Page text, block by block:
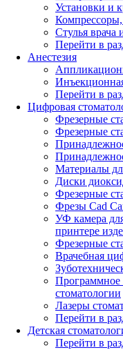
Установки и
Стулья врача
Перейти в
Анестезия
Перейти в
Цифровая
Фрезерные
Фрезерные
Материалы
Диски
Фрезерные
Фрезы Cad
УФ камера
принтере
Фрезерные
Врачебная
Программное
стоматологии
Лазеры
Перейти в
Детская
Перейти в